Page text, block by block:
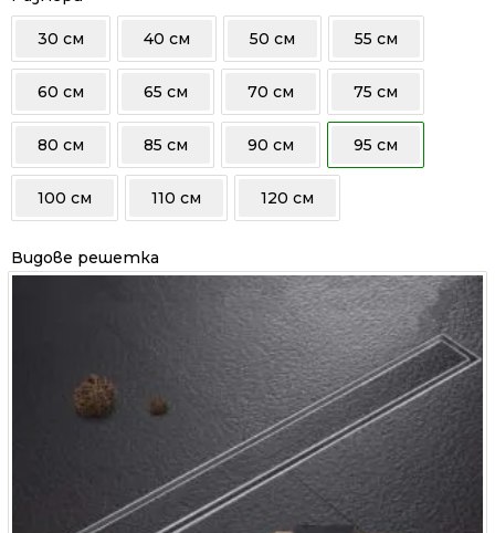
/
244.48 лв..
/
195.56 лв..
30 см 40 см 50 см 55 см
60 см 65 см 70 см 75 см
80 см 85 см 90 см 95 см
100 см 110 см 120 см
Видове решетка